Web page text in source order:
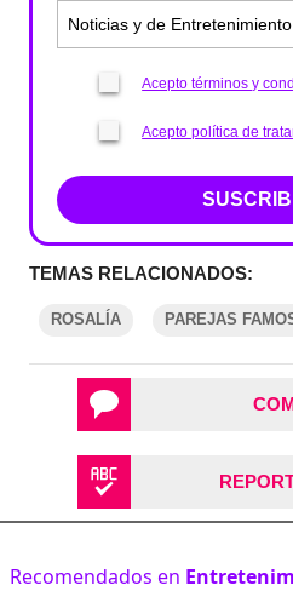
Acepto términos y
Acepto política de
TEMAS RELACIONADOS:
ROSALÍA PAREJAS
Recomendados en